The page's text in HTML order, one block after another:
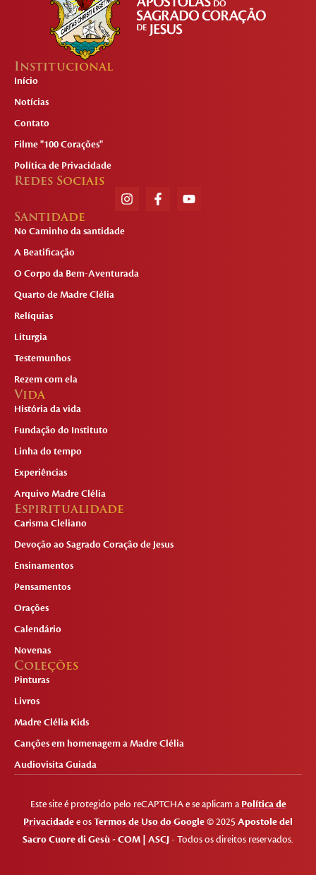
Institucional
Início
Notícias
Contato
Filme "100 Corações"
Política de Privacidade
Redes Sociais
Santidade
No Caminho da santidade
A Beatificação
O Corpo da Bem-Aventurada
Quarto de Madre Clélia
Relíquias
Liturgia
Testemunhos
Rezem com ela
Vida
História da vida
Fundação do Instituto
Linha do tempo
Experiências
Arquivo Madre Clélia
Espiritualidade
Carisma Cleliano
Devoção ao Sagrado Coração de Jesus
Ensinamentos
Pensamentos
Orações
Calendário
Novenas
Coleções
Pinturas
Livros
Madre Clélia Kids
Canções em homenagem a Madre Clélia
Audiovisita Guiada
Este site é protegido pelo reCAPTCHA e se aplicam a Política de
Privacidadee osTermos de Uso do Google© 2025Apostole del
Sacro Cuore di Gesù - COM | ASCJ- Todos os direitos reservados.